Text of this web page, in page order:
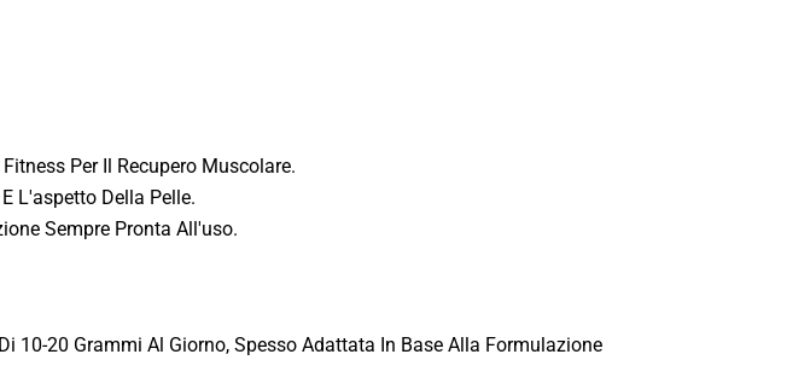
Per Il Recupero Muscolare.
L'aspetto Della Pelle.
Sempre Pronta All'uso.
10-20 Grammi Al Giorno, Spesso Adattata In Base Alla Formulazione